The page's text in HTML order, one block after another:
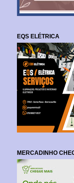
EQS ELÉTRICA
MERCADINHO